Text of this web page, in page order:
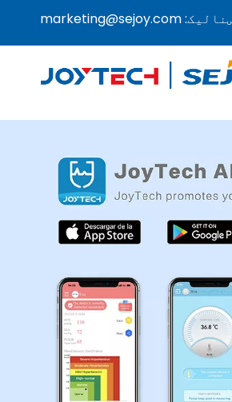
marketing@sejoy.comBlood
Digital Thermometer